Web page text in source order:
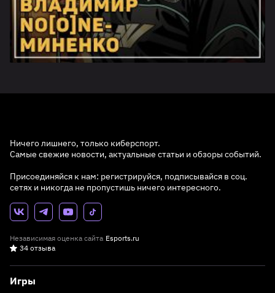
Ничего лишнего, только киберспорт.
Самые свежие новости, актуальные статьи и обзоры событий.
Присоединяйся к нам: регистрируйся, подписывайся в соц.
сетях и никогда не пропустишь ничего интересного.
Независимая оценка сайта Esports.ru
34 отзыва
Игры